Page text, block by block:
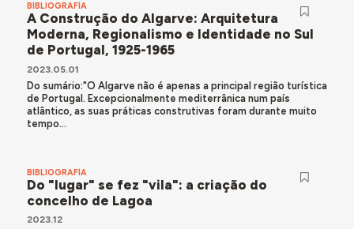
BIBLIOGRAFÍA
A Construção do Algarve: Arquitetura
Moderna, Regionalismo e Identidade no Sul
de Portugal, 1925-1965
2023.05.01
Do sumário:"O Algarve não é apenas a principal região turística
de Portugal. Excepcionalmente mediterrânica num país
atlântico, as suas práticas construtivas foram durante muito
tempo...
BIBLIOGRAFÍA
Do "lugar" se fez "vila": a criação do
concelho de Lagoa
2023.12